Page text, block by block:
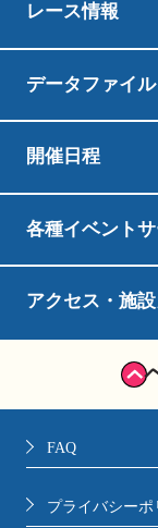
レース情報
データファイル
開催日程
各種イベント
アクセス・施
FAQ
プライバシーポ